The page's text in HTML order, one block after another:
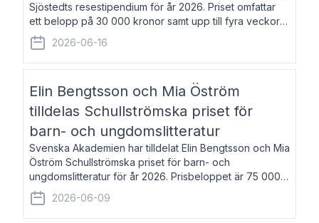
Sjöstedts resestipendium för år 2026. Priset omfattar
ett belopp på 30 000 kronor samt upp till fyra veckors
fri vistelse i Akademiens lägenhet i Berlin. Elisabeth
Åsbrink, född 1965 oc
2026-06-16
Elin Bengtsson och Mia Öström
tilldelas Schullströmska priset för
barn- och ungdomslitteratur
Svenska Akademien har tilldelat Elin Bengtsson och Mia
Öström Schullströmska priset för barn- och
ungdomslitteratur för år 2026. Prisbeloppet är 75 000
kronor vardera. Elin Bengtsson, född 1987, är författare
och forskare i genusvetenskap.
2026-06-09